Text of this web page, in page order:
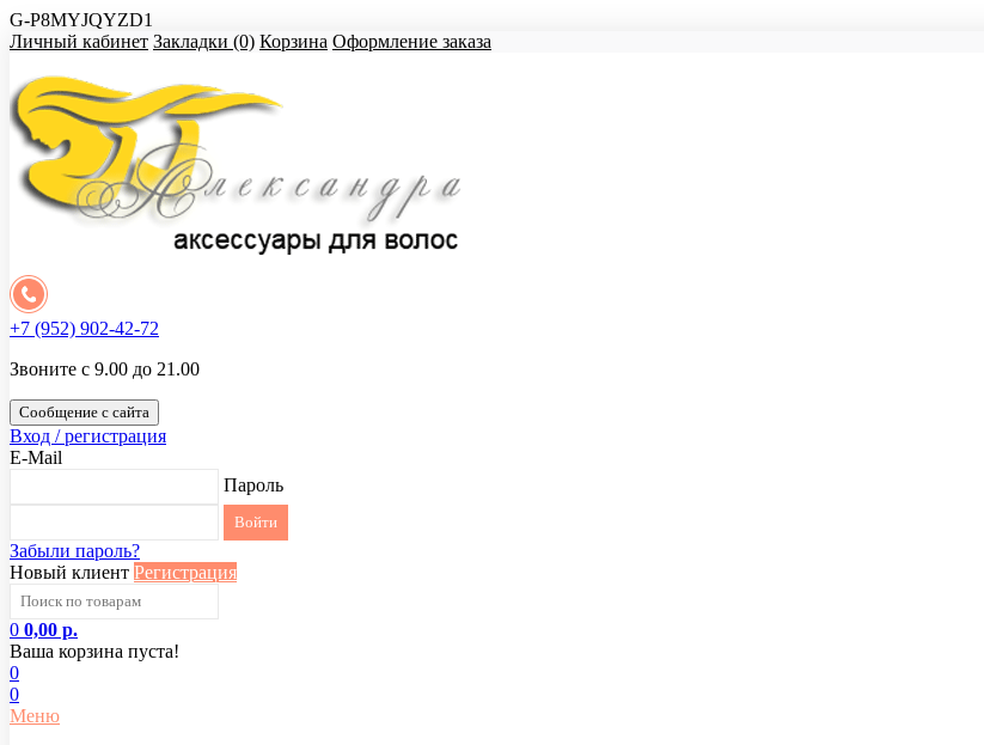
G-P8MYJQYZD1
Личный кабинет Закладки (0) Корзина Оформление заказа
+7 (952) 902-42-72
Звоните с 9.00 до 21.00
Сообщение с сайта
Вход / регистрация
E-Mail
Пароль
Забыли пароль?
Новый клиент Регистрация
0 0,00 р.
Ваша корзина пуста!
0
0
Меню